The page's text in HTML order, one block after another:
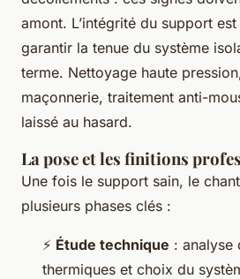
amont. L’intégrité du support
garantir la tenue du système
terme. Nettoyage haute
maçonnerie, traitement anti-
laissé au hasard.
La pose et les finitions
Une fois le support sain, le
plusieurs phases clés :
⚡ Étude technique : analyse
thermiques et choix du